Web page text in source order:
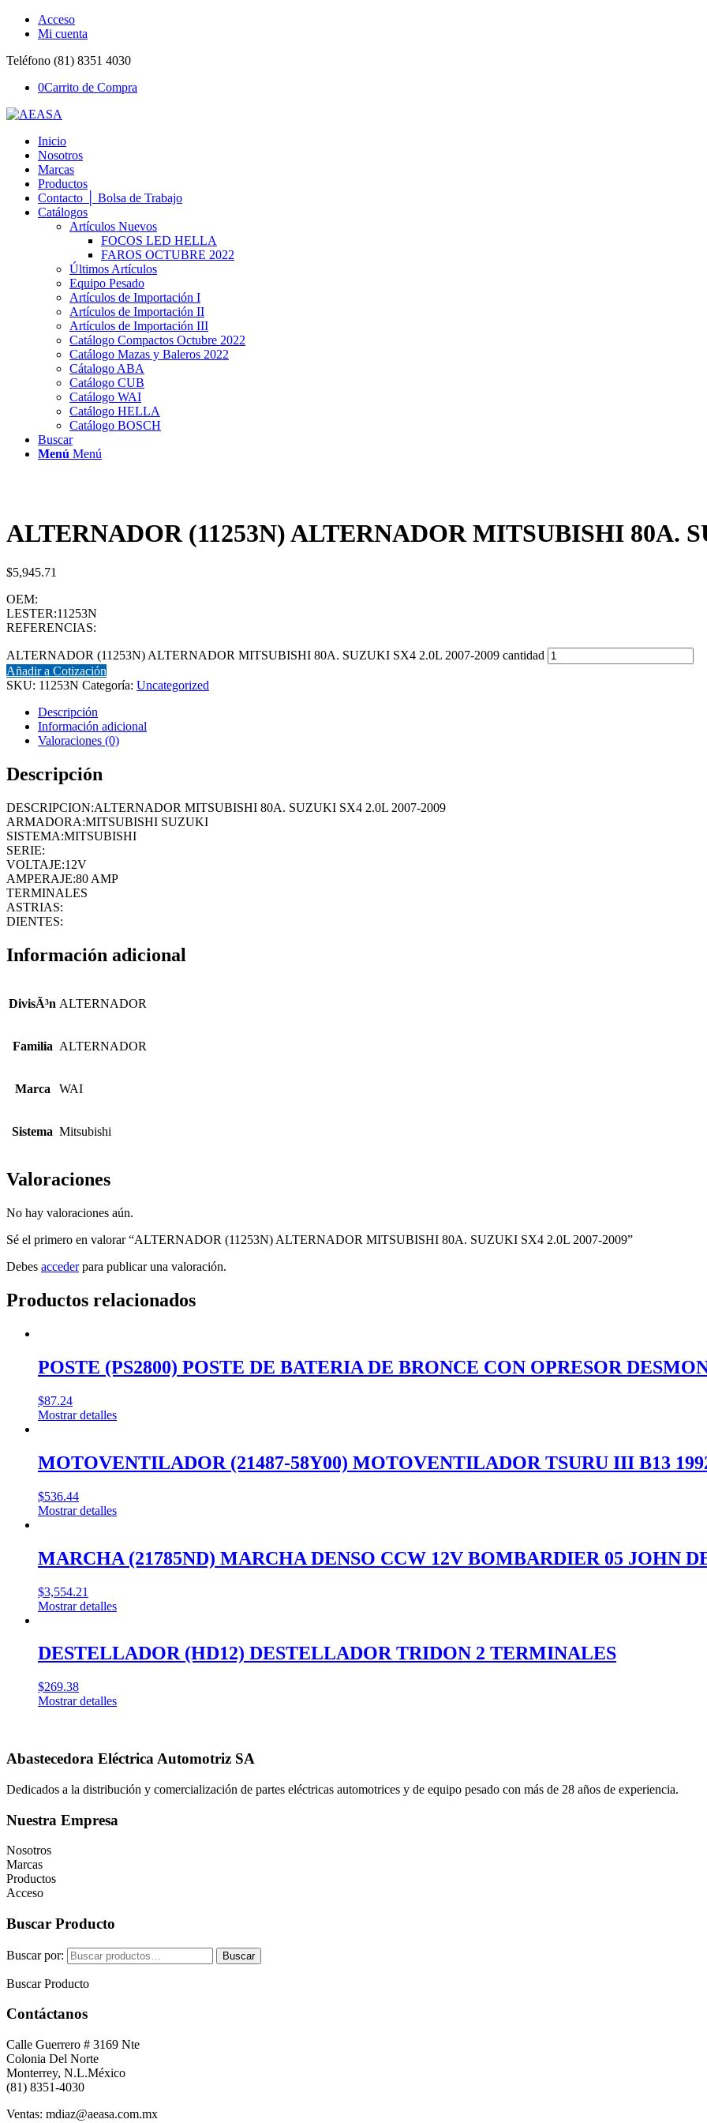
Acceso
Mi cuenta
Teléfono (81) 8351 4030
0Carrito de Compra
Inicio
Nosotros
Marcas
Productos
Contacto │ Bolsa de Trabajo
Catálogos
Artículos Nuevos
FOCOS LED HELLA
FAROS OCTUBRE 2022
Últimos Artículos
Equipo Pesado
Artículos de Importación I
Artículos de Importación II
Artículos de Importación III
Catálogo Compactos Octubre 2022
Catálogo Mazas y Baleros 2022
Cátalogo ABA
Catálogo CUB
Catálogo WAI
Catálogo HELLA
Catálogo BOSCH
Buscar
Menú Menú
ALTERNADOR (11253N) ALTERNADOR MITSUBISHI 80A.
$5,945.71
OEM:
LESTER:11253N
REFERENCIAS:
ALTERNADOR (11253N) ALTERNADOR MITSUBISHI 80A. SUZUKI SX4 2.0L 2007-2009 cantidad
Añadir a Cotización
SKU: 11253N Categoría: Uncategorized
Descripción
Información adicional
Valoraciones (0)
Descripción
DESCRIPCION:ALTERNADOR MITSUBISHI 80A. SUZUKI SX4 2.0L 2007-2009
ARMADORA:MITSUBISHI SUZUKI
SISTEMA:MITSUBISHI
SERIE:
VOLTAJE:12V
AMPERAJE:80 AMP
TERMINALES
ASTRIAS:
DIENTES:
Información adicional
DivisÃ³n ALTERNADOR
Familia ALTERNADOR
Marca WAI
Sistema Mitsubishi
Valoraciones
No hay valoraciones aún.
Sé el primero en valorar “ALTERNADOR (11253N) ALTERNADOR MITSUBISHI 80A. SUZUKI SX4 2.0L 2007-2009”
Debes accederpara publicar una valoración.
Productos relacionados
POSTE (PS2800) POSTE DE BATERIA DE BRONCE CON OPRESOR
$87.24
Mostrar detalles
MOTOVENTILADOR (21487-58Y00) MOTOVENTILADOR TSURU III B13
$536.44
Mostrar detalles
MARCHA (21785ND) MARCHA DENSO CCW 12V BOMBARDIER 05 JOHN
$3,554.21
Mostrar detalles
DESTELLADOR (HD12) DESTELLADOR TRIDON 2 TERMINALES
$269.38
Mostrar detalles
Abastecedora Eléctrica Automotriz SA
Dedicados a la distribución y comercialización de partes eléctricas automotrices y de equipo pesado con más de 28 años de experiencia.
Nuestra Empresa
Nosotros
Marcas
Productos
Acceso
Buscar Producto
Buscar por: Buscar
Buscar Producto
Contáctanos
Calle Guerrero # 3169 Nte
Colonia Del Norte
Monterrey, N.L.México
(81) 8351-4030
Ventas: mdiaz@aeasa.com.mx